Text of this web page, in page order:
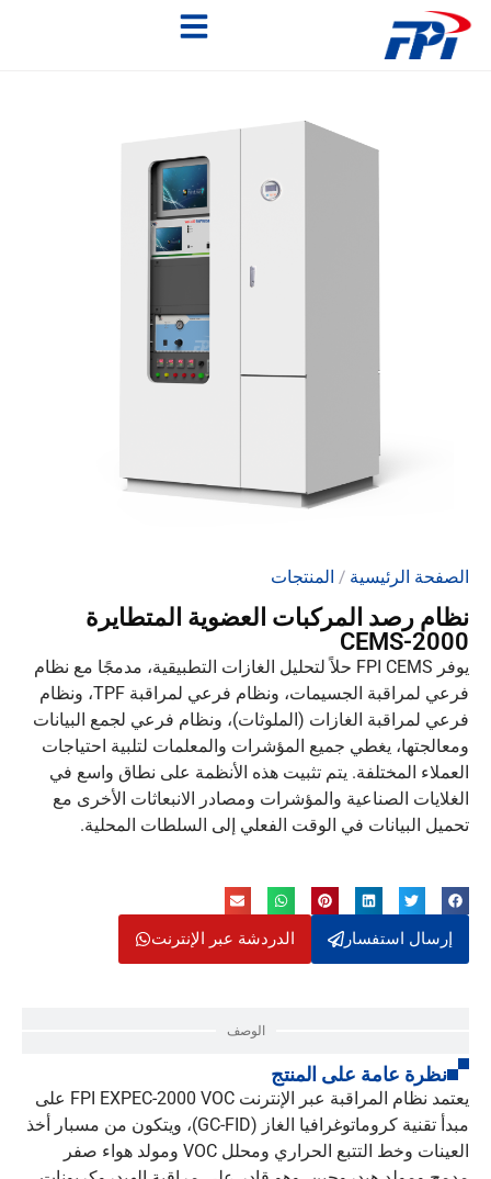
الصفحة الرئيسية / المنتجات
نظام رصد المركبات العضوية المتطايرة
CEMS-2000
يوفر FPI CEMS حلاً لتحليل الغازات التطبيقية، مدمجًا مع نظام
فرعي لمراقبة الجسيمات، ونظام فرعي لمراقبة TPF، ونظام
فرعي لمراقبة الغازات (الملوثات)، ونظام فرعي لجمع البيانات
ومعالجتها، يغطي جميع المؤشرات والمعلمات لتلبية احتياجات
العملاء المختلفة. يتم تثبيت هذه الأنظمة على نطاق واسع في
الغلايات الصناعية والمؤشرات ومصادر الانبعاثات الأخرى مع
تحميل البيانات في الوقت الفعلي إلى السلطات المحلية.
إرسال استفسار الدردشة عبر الإنترنت
الوصف
نظرة عامة على المنتج
يعتمد نظام المراقبة عبر الإنترنت FPI EXPEC-2000 VOC على
مبدأ تقنية كروماتوغرافيا الغاز (GC-FID)، ويتكون من مسبار أخذ
العينات وخط التتبع الحراري ومحلل VOC ومولد هواء صفر